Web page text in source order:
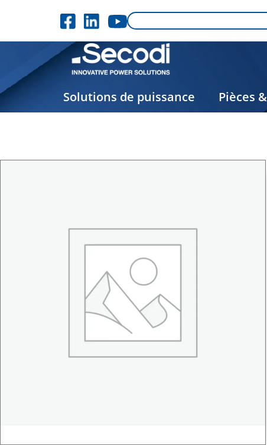
Solutions de puissance Pièces